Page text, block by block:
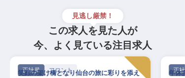
見逃し厳禁！
この求人を見た人が
今、よく見ている注目求人
正社員 フロント
笑顔の架け橋となり仙台の旅に彩りを添え
正社
年休